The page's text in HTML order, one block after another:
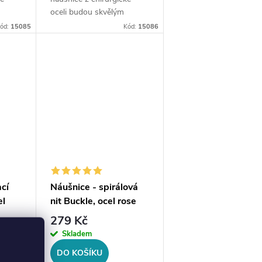
15085
oceli budou skvělým
doplňkem Vaší kolekce
Kód: 15086
Náušnice - spirálová
nit Buckle, ocel rose
gold
279 Kč
Skladem
DO KOŠÍKU